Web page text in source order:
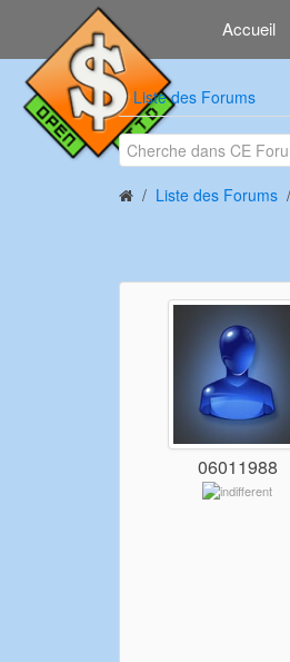
Accueil
Liste des Forums
Liste des Forums
06011988